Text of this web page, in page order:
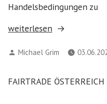
Handelsbedingungen zu
„Fairtrade
Mobilitäts-
Umwelttag
weiterlesen
Verfasst
Michael Grim
FAIRTRADE ÖSTERREICH